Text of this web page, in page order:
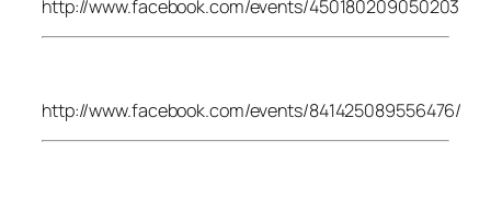
http://www.facebook.com/events/450180209050203
http://www.facebook.com/events/841425089556476/